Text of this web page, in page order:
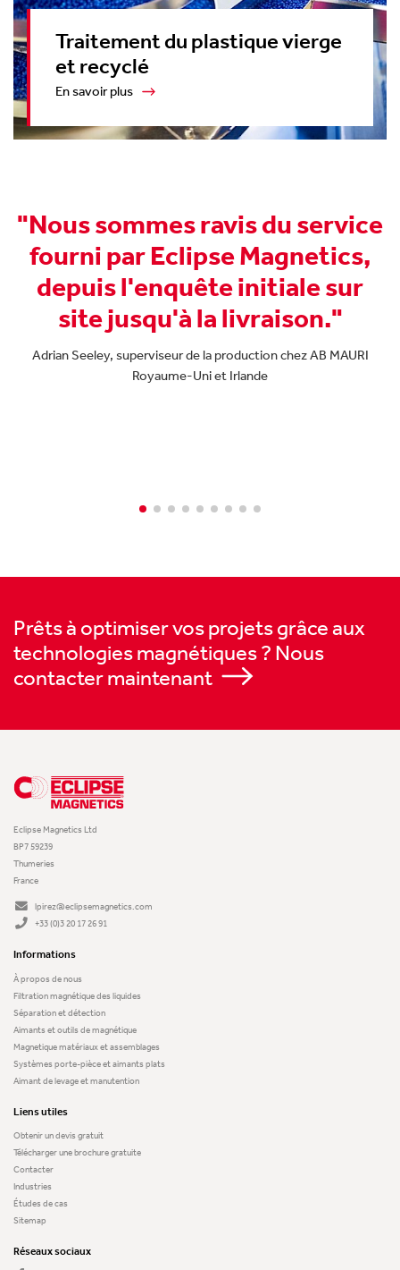
Traitement du plastique vierge
et recyclé
En savoir plus
"Je n'ai pas les mots pour dire à quel
cette unité de filtration magnétique
facilité nos opérations. Elle a
répondu à notre problématique et a
dépassé toutes nos attentes. Elle a
un problème vieux de 30 ans !"
Chef du service de l'entretien chez EXL Tube (Steel
Prêts à optimiser vos projets grâce aux
technologies magnétiques ? Nous
contacter maintenant
Eclipse Magnetics Ltd
BP7 59239
Thumeries
France
lpirez@eclipsemagnetics.com
+33 (0)3 20 17 26 91
Informations
À propos de nous
Filtration magnétique des liquides
Séparation et détection
Aimants et outils de magnétique
Magnetique matériaux et assemblages
Systèmes porte-pièce et aimants plats
Aimant de levage et manutention
Liens utiles
Obtenir un devis gratuit
Télécharger une brochure gratuite
Contacter
Industries
Études de cas
Sitemap
Réseaux sociaux